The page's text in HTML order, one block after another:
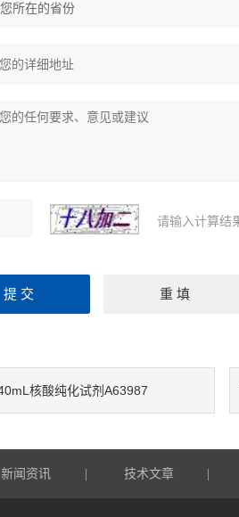
请输入计算结
核酸纯化试剂A63987
新闻资讯 技术文章